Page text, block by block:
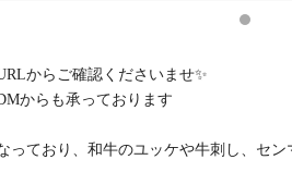
からご確認くださいませ✨
からも承っております
っており、和牛のユッケや牛刺し、セ